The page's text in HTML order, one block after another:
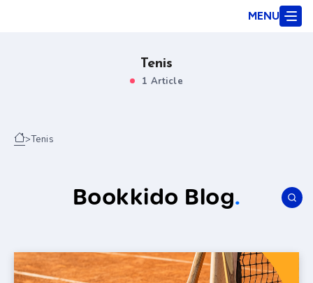
MENU
Tenis
1 Article
>Tenis
Bookkido Blog.